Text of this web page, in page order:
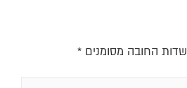
שדות החובה מסומנים *